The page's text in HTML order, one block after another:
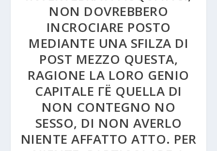
NON DOVREBBERO
INCROCIARE POSTO
MEDIANTE UNA SFILZA DI
POST MEZZO QUESTA,
RAGIONE LA LORO GENIO
CAPITALE ГЁ QUELLA DI
NON CONTEGNO NO
SESSO, DI NON AVERLO
NIENTE AFFATTO ATTO. PER